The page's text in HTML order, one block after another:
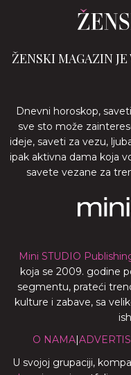
ŽENSKI MAGAZIN
Dnevni horoskop,
sve sto može
ideje, saveti za vezu,
ipak aktivna dama koja
savete vezane za
Mini STUDIO
koja se 2009. godine
segmentu, prateći
kulture i zabave, sa
O NAMA|
U svojoj grupaciji,